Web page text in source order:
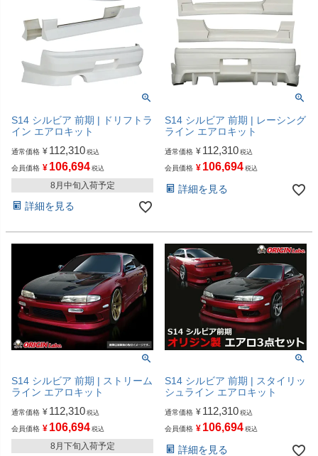
S14 シルビア 前期 | ドリフトラ
イン エアロキット
通常価格 ¥ 112,310 税込
会員価格 ¥ 106,694 税込
8月中旬入荷予定
詳細を見る
S14 シルビア 前期 | レーシング
ライン エアロキット
通常価格 ¥ 112,310 税込
会員価格 ¥ 106,694 税込
詳細を見る
S14 シルビア 前期 | ストリーム
ライン エアロキット
通常価格 ¥ 112,310 税込
会員価格 ¥ 106,694 税込
8月下旬入荷予定
S14 シルビア 前期 | スタイリッ
シュライン エアロキット
通常価格 ¥ 112,310 税込
会員価格 ¥ 106,694 税込
詳細を見る